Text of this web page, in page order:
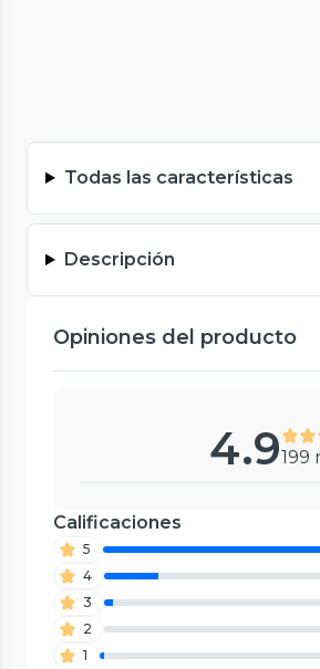
Todas las características
Descripción
Opiniones del producto
4.9199
Calificaciones
5
4
3
2
1